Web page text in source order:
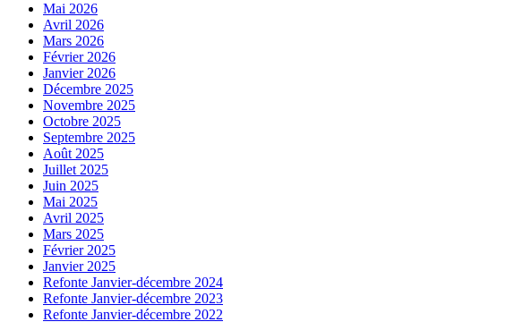
Mai 2026
Avril 2026
Mars 2026
Février 2026
Janvier 2026
Décembre 2025
Novembre 2025
Octobre 2025
Septembre 2025
Août 2025
Juillet 2025
Juin 2025
Mai 2025
Avril 2025
Mars 2025
Février 2025
Janvier 2025
Refonte Janvier-décembre 2024
Refonte Janvier-décembre 2023
Refonte Janvier-décembre 2022